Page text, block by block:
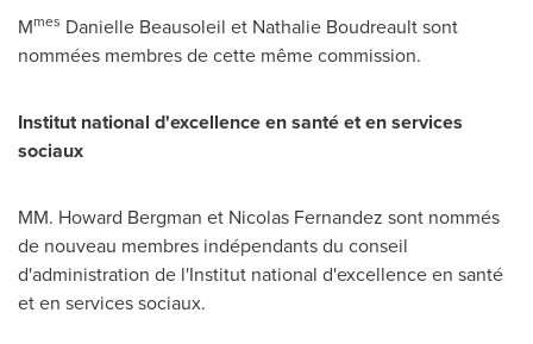
Mmes Danielle Beausoleil et Nathalie Boudreaultsont
nommées membres de cette même commission.
Institut national d'excellence en santé et en services
sociaux
MM. Howard Bergman et Nicolas Fernandez sont nommés
de nouveau membres indépendants du conseil
d'administration de l'Institut national d'excellence en santé
et en services sociaux.